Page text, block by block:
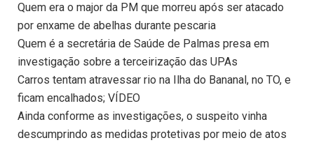
Quem era o major da PM que morreu após ser atacado
por enxame de abelhas durante pescaria
Quem é a secretária de Saúde de Palmas presa em
investigação sobre a terceirização das UPAs
Carros tentam atravessar rio na Ilha do Bananal, no TO, e
ficam encalhados; VÍDEO
Ainda conforme as investigações, o suspeito vinha
descumprindo as medidas protetivas por meio de atos